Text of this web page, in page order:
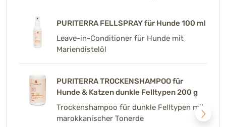
PURITERRA FELLSPRAY für Hunde 100 ml
Leave-in-Conditioner für Hunde mit
Mariendistelöl
PURITERRA TROCKENSHAMPOO für
Hunde & Katzen dunkle Felltypen 200 g
Trockenshampoo für dunkle Felltypen mit
marokkanischer Tonerde
200 ml
Pflegeshampoo mit marokanischer
Tonerde und Kokosöl
PURITERRA FELLSPRAY für Hunde 100 ml
Leave-in-Conditioner für Hunde mit
Mariendistelöl
PURITERRA PFLEGESHAMPOO für Hunde
200 ml
Pflegeshampoo mit marokanischer
PURITERRA FELLSPRAY für Hunde 100 ml
Leave-in-Conditioner für Hunde mit
Mariendistelöl